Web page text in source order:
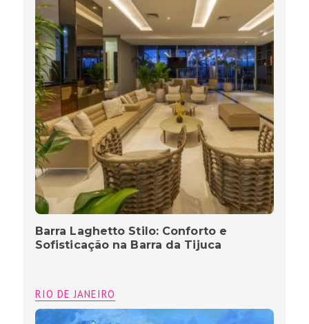
Barra Laghetto Stilo: Conforto e
Sofisticação na Barra da Tijuca
RIO DE JANEIRO